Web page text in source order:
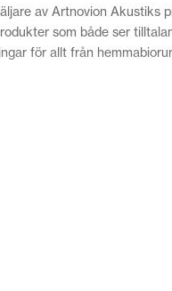
av Artnovion
som både ser
för allt från
matchar dina specifika